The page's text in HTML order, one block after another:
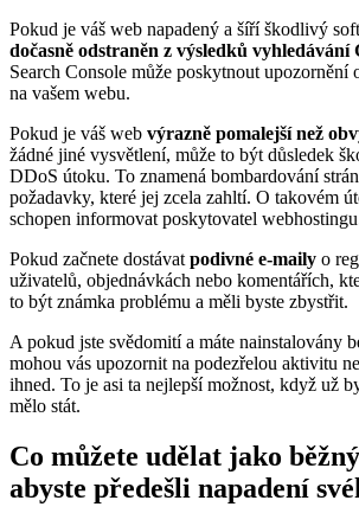
Pokud je váš web napadený a šíří škodlivý
dočasně odstraněn z výsledků vyhledávání
Search Console může poskytnout upozornění
na vašem webu.
Pokud je váš web výrazně pomalejší než
žádné jiné vysvětlení, může to být důsledek
DDoS útoku. To znamená bombardování
požadavky, které jej zcela zahltí. O takovém
schopen informovat poskytovatel
Pokud začnete dostávat podivné e-maily o
uživatelů, objednávkách nebo komentářích,
to být známka problému a měli byste zbystřit.
A pokud jste svědomití a máte nainstalovány
mohou vás upozornit na podezřelou aktivitu
ihned. To je asi ta nejlepší možnost, když už
mělo stát.
Co můžete udělat jako
abyste předešli napadení